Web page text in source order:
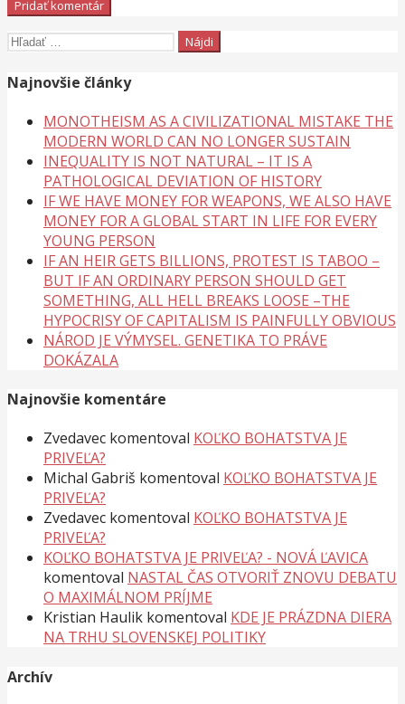
Hľadať:
Najnovšie články
MONOTHEISM AS A CIVILIZATIONAL MISTAKE THE
MODERN WORLD CAN NO LONGER SUSTAIN
INEQUALITY IS NOT NATURAL – IT IS A
PATHOLOGICAL DEVIATION OF HISTORY
IF WE HAVE MONEY FOR WEAPONS, WE ALSO HAVE
MONEY FOR A GLOBAL START IN LIFE FOR EVERY
YOUNG PERSON
IF AN HEIR GETS BILLIONS, PROTEST IS TABOO –
BUT IF AN ORDINARY PERSON SHOULD GET
SOMETHING, ALL HELL BREAKS LOOSE –THE
HYPOCRISY OF CAPITALISM IS PAINFULLY OBVIOUS
NÁROD JE VÝMYSEL. GENETIKA TO PRÁVE
DOKÁZALA
Najnovšie komentáre
Zvedavec komentoval KOĽKO BOHATSTVA JE
PRIVEĽA?
Michal Gabriš komentoval KOĽKO BOHATSTVA JE
PRIVEĽA?
Zvedavec komentoval KOĽKO BOHATSTVA JE
PRIVEĽA?
KOĽKO BOHATSTVA JE PRIVEĽA? - NOVÁ ĽAVICA
komentoval NASTAL ČAS OTVORIŤ ZNOVU DEBATU
O MAXIMÁLNOM PRÍJME
Kristian Haulik komentoval KDE JE PRÁZDNA DIERA
NA TRHU SLOVENSKEJ POLITIKY
Archív